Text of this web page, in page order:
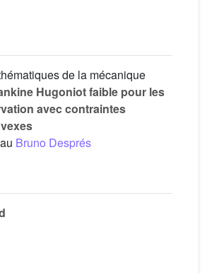
de la mécanique
Hugoniot faible pour les
avec contraintes
Bruno Després